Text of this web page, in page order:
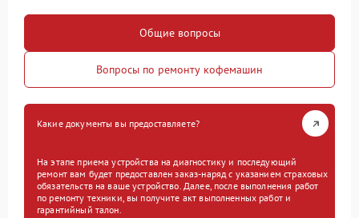
Общие вопросы
Вопросы по ремонту кофемашин
Какие документы вы предоставляете?
На этапе приема устройства на диагностику и последующий
ремонт вам будет предоставлен заказ-наряд с указанием страховых
обязательств на ваше устройство. Далее, после выполнения работ
по ремонту техники, вы получите акт выполненных работ и
гарантийный талон.